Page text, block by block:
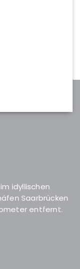
idyllischen
Saarbrücken
entfernt.